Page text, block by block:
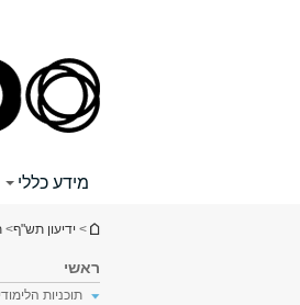
מידע כללי
הינך נמצא כאן
> ידיעון תש"ף>
ראשי
תוכניות